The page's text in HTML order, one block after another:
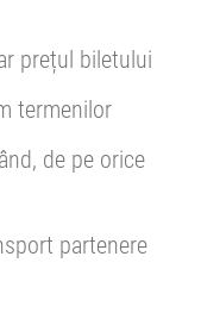
prețul biletului
termenilor
de pe orice
partenere